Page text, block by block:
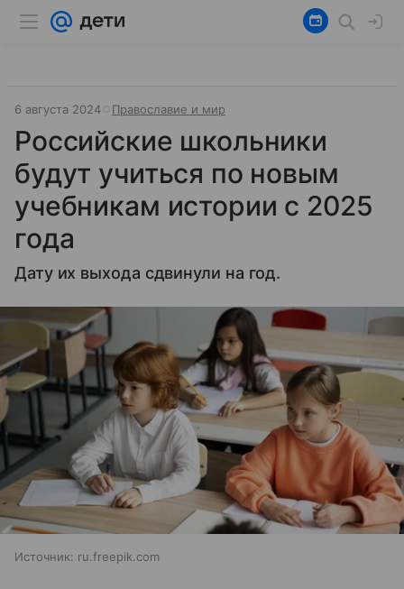
6 августа 2024 Православие и мир
Российские школьники
будут учиться по новым
учебникам истории с 2025
года
Дату их выхода сдвинули на год.
Источник: ru.freepik.com